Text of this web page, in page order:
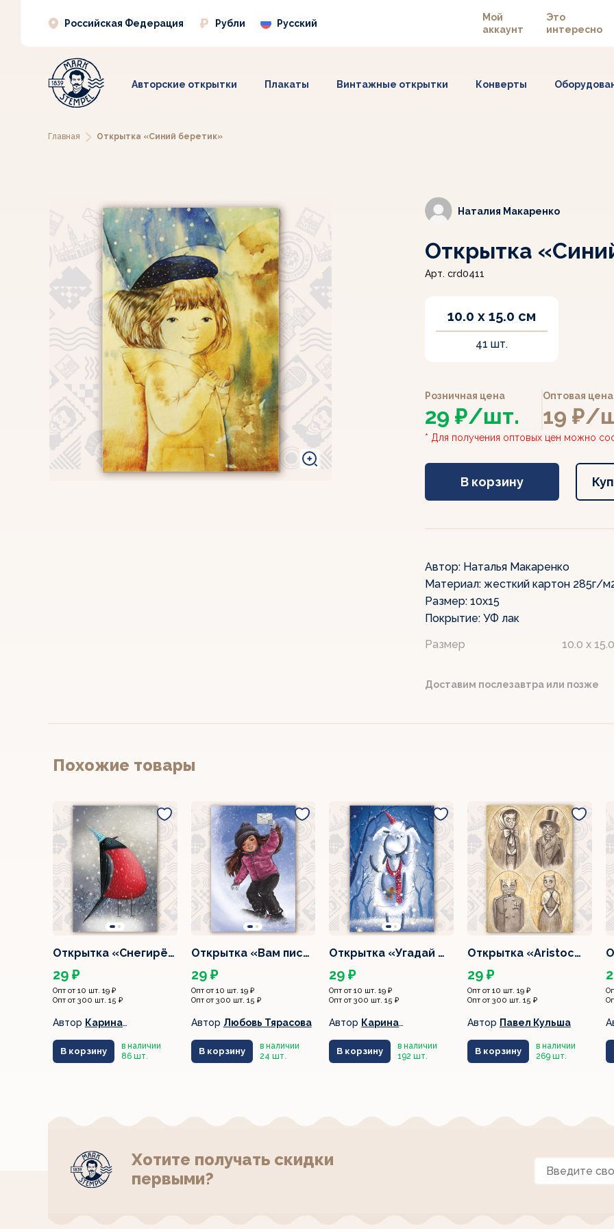
Российская Федерация Рубли Русский
Мой
аккаунт
Это
интересно
Авторские открытки Плакаты Винтажные открытки Конверты
Главная Открытка «Синий беретик»
Наталия Макаренко
Открытка
Арт. crd0411
10.0 x 15.0 см
41 шт.
Розничная цена
29 ₽/шт.
Оптовая
19 ₽/
* Для получения оптовых цен можно
В корзину
Автор:Наталья Макаренко
Материал:жесткий картон 285г/
Размер:10х15
Покрытие:УФ лак
Размер
10.0 x
Доставим послезавтра или позже
Похожие товары
Открытка «Снегирё…
29 ₽
Опт от 10 шт. 19 ₽
Опт от 300 шт. 15 ₽
Автор Карина
В корзину
в наличии
86 шт.
Открытка «Вам пис…
29 ₽
Опт от 10 шт. 19 ₽
Опт от 300 шт. 15 ₽
Автор Любовь Тярасова
В корзину
в наличии
24 шт.
Открытка «Угадай …
29 ₽
Опт от 10 шт. 19 ₽
Опт от 300 шт. 15 ₽
Автор Карина
В корзину
в наличии
192 шт.
Открытка «Aristoc…
29 ₽
Опт от 10 шт. 19 ₽
Опт от 300 шт. 15 ₽
Автор Павел Кульша
В корзину
в наличии
269 шт.
Хотите получать скидки
первыми?